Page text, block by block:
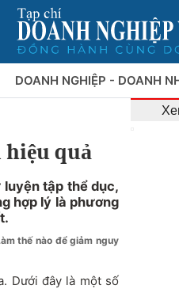
DOANH NGHIỆP - DOANH
hiệu quả
luyện tập thể dục,
hợp lý là phương
thế nào để giảm nguy
Dưới đây là một số